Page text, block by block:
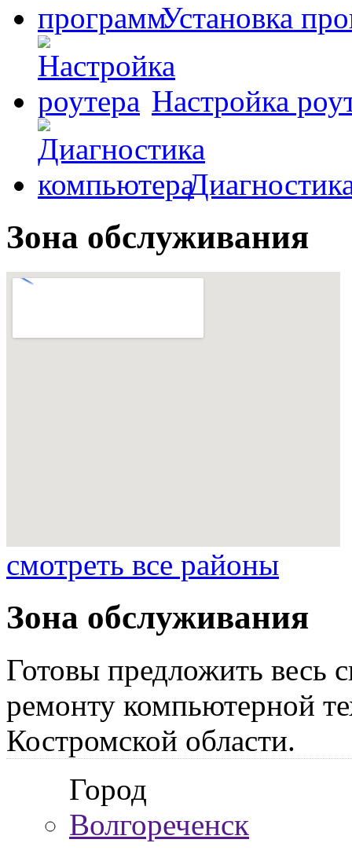
Установка
Настройка
Зона обслуживания
смотреть все районы
Зона обслуживания
Готовы предложить весь
ремонту компьютерной
Костромской области.
Город
Волгореченск